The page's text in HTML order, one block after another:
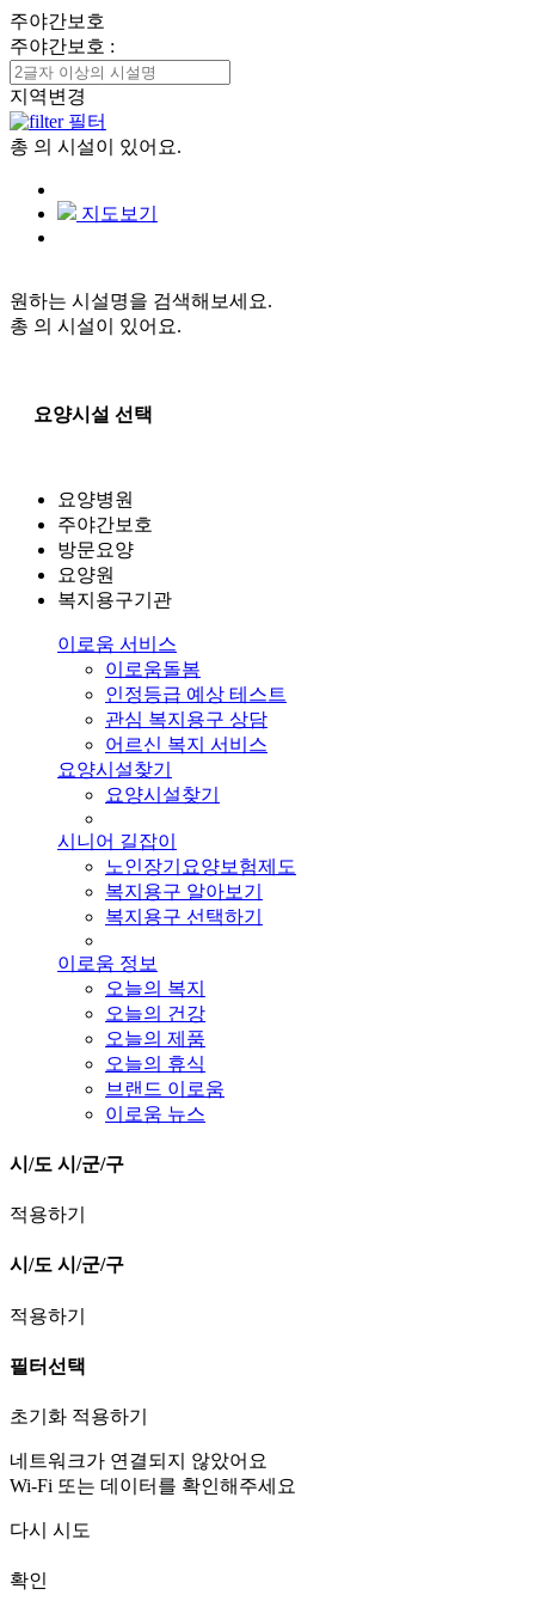
주야간보호
주야간보호 :
지역변경
필터
총 의 시설이 있어요.
지도보기
원하는 시설명을 검색해보세요.
총 의 시설이 있어요.
요양시설 선택
요양병원
주야간보호
방문요양
요양원
복지용구기관
이로움 서비스
이로움돌봄
인정등급 예상 테스트
관심 복지용구 상담
어르신 복지 서비스
요양시설찾기
요양시설찾기
시니어 길잡이
노인장기요양보험제도
복지용구 알아보기
복지용구 선택하기
이로움 정보
오늘의 복지
오늘의 건강
오늘의 제품
오늘의 휴식
브랜드 이로움
이로움 뉴스
시/도 시/군/구
적용하기
시/도 시/군/구
적용하기
필터선택
초기화 적용하기
네트워크가 연결되지 않았어요
Wi-Fi 또는 데이터를 확인해주세요
다시 시도
확인